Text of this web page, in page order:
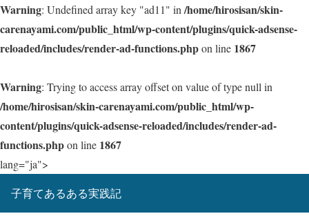
Warning: Undefined array key "ad11" in /home/hirosisan/skin-
carenayami.com/public_html/wp-content/plugins/quick-adsense-
reloaded/includes/render-ad-functions.phpon line 1867
Warning: Trying to access array offset on value of type null in
/home/hirosisan/skin-carenayami.com/public_html/wp-
content/plugins/quick-adsense-reloaded/includes/render-ad-
functions.phpon line 1867
lang="ja">
子育てあるある実践記